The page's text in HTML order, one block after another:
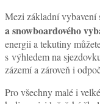
Mezi základní vybavení
a snowboardového
energii a tekutiny
s výhledem na
zázemí a zároveň i
Pro všechny malé i